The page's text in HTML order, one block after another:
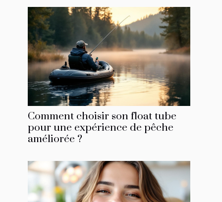
Comment choisir son float tube
pour une expérience de pêche
améliorée ?